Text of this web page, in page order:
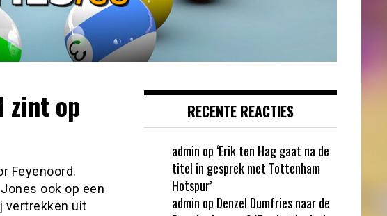
zint op
Feyenoord.
ook op een
vertrekken uit
RECENTE REACTIES
admin op ‘Erik ten Hag gaat na de
titel in gesprek met Tottenham
Hotspur’
admin op Denzel Dumfries naar de